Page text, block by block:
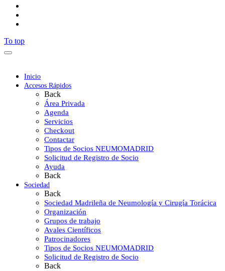
To top
Inicio
Accesos Rápidos
Back
Área Privada
Agenda
Servicios
Checkout
Contactar
Tipos de Socios NEUMOMADRID
Solicitud de Registro de Socio
Ayuda
Back
Sociedad
Back
Sociedad Madrileña de Neumología y Cirugía Torácica
Organización
Grupos de trabajo
Avales Científicos
Patrocinadores
Tipos de Socios NEUMOMADRID
Solicitud de Registro de Socio
Back